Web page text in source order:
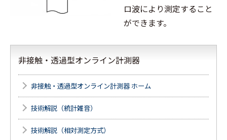
ロ波により測定すること
ができます。
非接触・透過型オンライン計測器
非接触・透過型オンライン計測器 ホーム
技術解説（統計雑音）
技術解説（相対測定方式）